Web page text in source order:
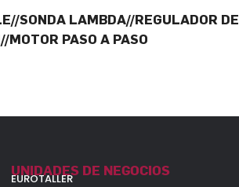
SONDA LAMBDA//REGULADOR DE
PASO A PASO
UNIDADES DE NEGOCIOS
EUROTALLER